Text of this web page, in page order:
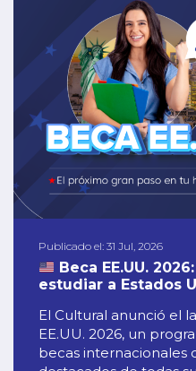
Publicado el: 31 Jul, 2026
Beca EE.UU.
estudiar a Estados
El Cultural anunció el
EE.UU. 2026, un
becas internacionales